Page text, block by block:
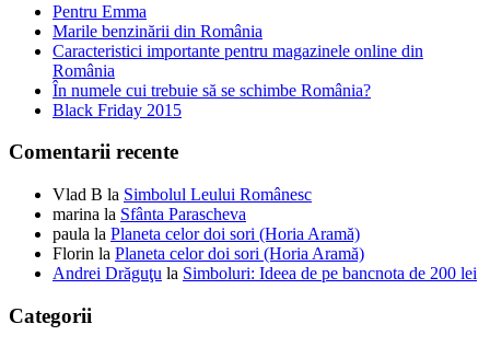
Pentru Emma
Marile benzinării din România
Caracteristici importante pentru magazinele online din
România
În numele cui trebuie să se schimbe România?
Black Friday 2015
Comentarii recente
Vlad B la Simbolul Leului Românesc
marina la Sfânta Parascheva
paula la Planeta celor doi sori (Horia Aramă)
Florin la Planeta celor doi sori (Horia Aramă)
Andrei Drăguţu la Simboluri: Ideea de pe bancnota de 200 lei
Categorii